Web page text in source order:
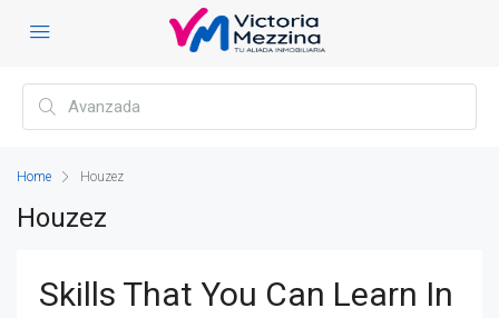
Home Houzez
Houzez
Skills That You Can Learn In